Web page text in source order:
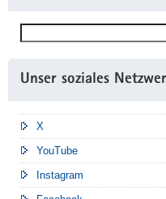
Suchen
Unser soziales
X
YouTube
Instagram